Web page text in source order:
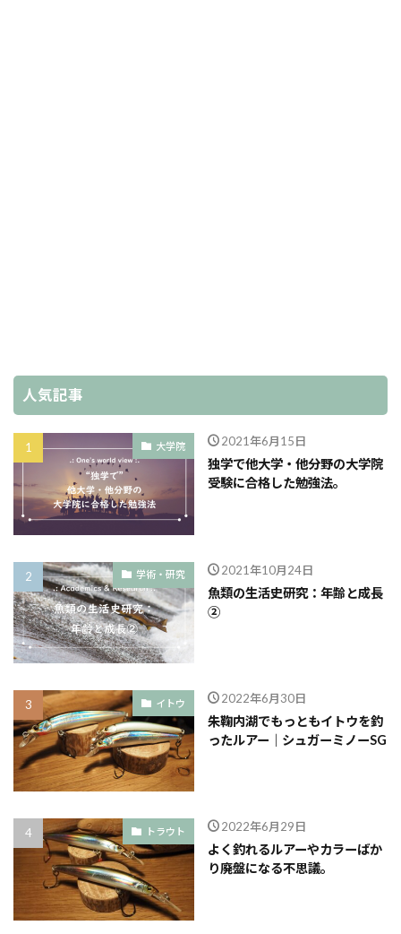
人気記事
大学院 2021年6月15日
独学で他大学・他分野の大学院
受験に合格した勉強法。
学術・研究 2021年10月24日
魚類の生活史研究：年齢と成長
②
イトウ 2022年6月30日
朱鞠内湖でもっともイトウを釣
ったルアー｜シュガーミノーSG
トラウト 2022年6月29日
よく釣れるルアーやカラーばか
り廃盤になる不思議。